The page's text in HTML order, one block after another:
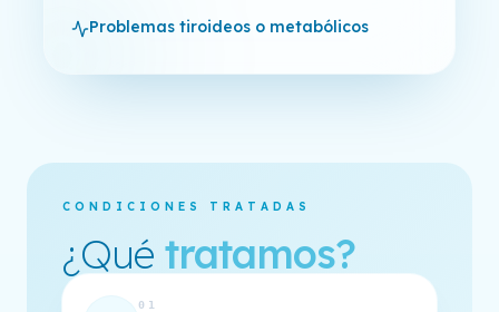
Problemas tiroideos o metabólicos
CONDICIONES TRATADAS
¿Qué tratamos?
01